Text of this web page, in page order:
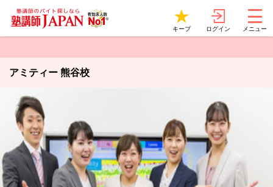
キープ ログイン メニュー
アミティー 熊谷校